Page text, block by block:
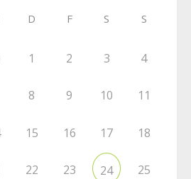
D F S S
1 2 3 4
8 9 10 11
15 16 17 18
22 23 24 25